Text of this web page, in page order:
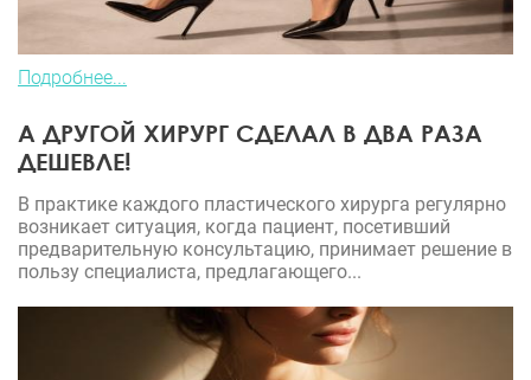
Подробнее...
А ДРУГОЙ ХИРУРГ СДЕЛАЛ В ДВА РАЗА
ДЕШЕВЛЕ!
В практике каждого пластического хирурга регулярно
возникает ситуация, когда пациент, посетивший
предварительную консультацию, принимает решение в
пользу специалиста, предлагающего...